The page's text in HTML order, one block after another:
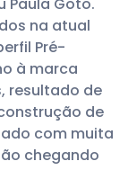
na atual
Pré-
à marca
resultado de
de
com muita
chegando